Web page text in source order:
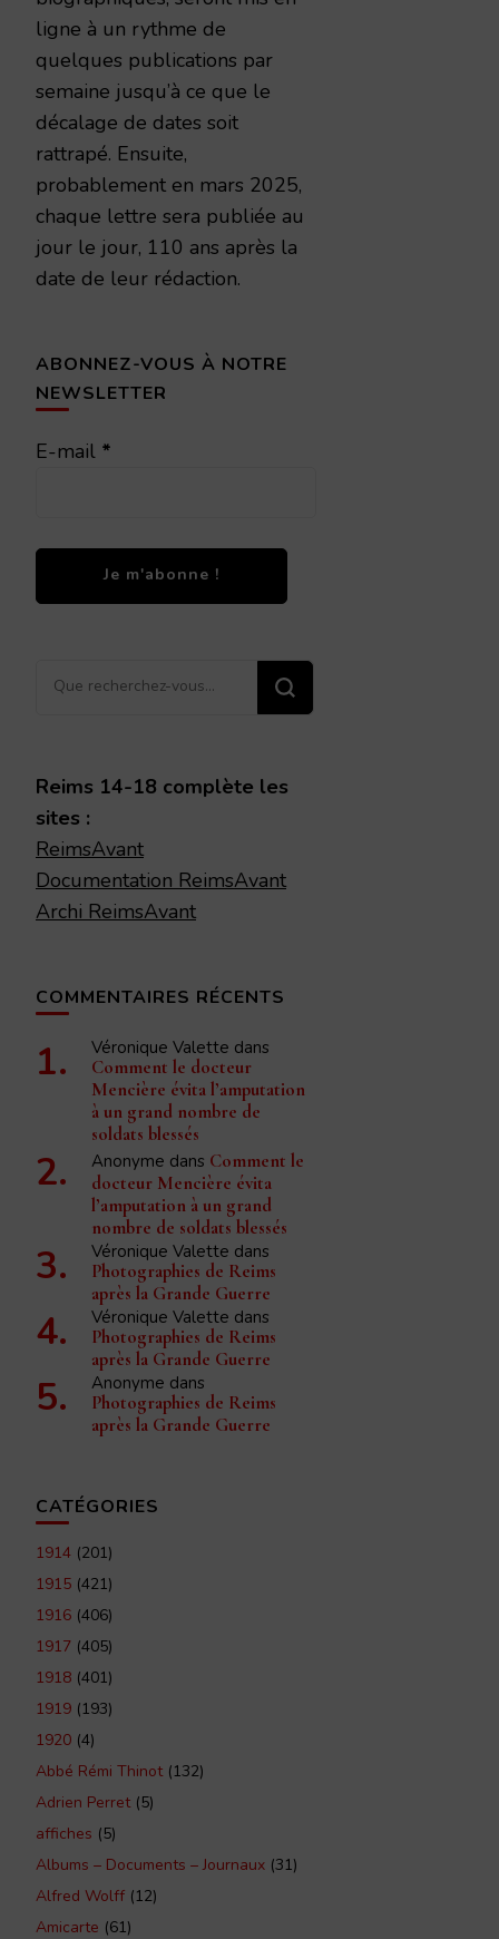
ligne à un rythme de
quelques publications par
semaine jusqu’à ce que le
décalage de dates soit
rattrapé. Ensuite,
probablement en mars 2025,
chaque lettre sera publiée au
jour le jour, 110 ans après la
date de leur rédaction.
ABONNEZ-VOUS À NOTRE
NEWSLETTER
E-mail *
Vous
Reims 14-18 complète les
sites :
ReimsAvant
Documentation ReimsAvant
Archi ReimsAvant
COMMENTAIRES RÉCENTS
Véronique Valette dans
Comment le docteur
Mencière évita l’amputation
à un grand nombre de
soldats blessés
Anonyme dans Comment le
docteur Mencière évita
l’amputation à un grand
nombre de soldats blessés
Véronique Valette dans
Photographies de Reims
après la Grande Guerre
Véronique Valette dans
Photographies de Reims
après la Grande Guerre
Anonyme dans
Photographies de Reims
après la Grande Guerre
CATÉGORIES
1914 (201)
1915 (421)
1916 (406)
1917 (405)
1918 (401)
1919 (193)
1920 (4)
Abbé Rémi Thinot(132)
Adrien Perret(5)
affiches (5)
Albums – Documents – Journaux (31)
Alfred Wolff (12)
Amicarte (61)